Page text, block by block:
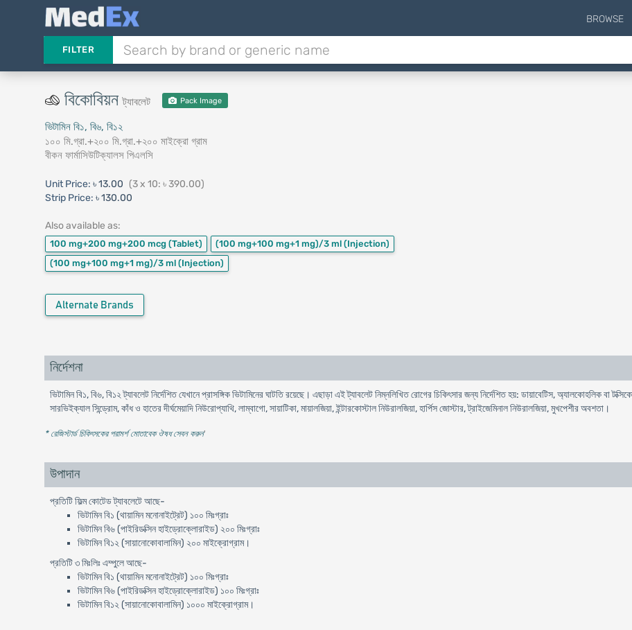
BROWSE
FILTER
বিকোবিয়নট্যাবলেট Pack Image
ভিটামিন বি১, বি৬, বি১২
১০০ মি.গ্রা.+২০০ মি.গ্রা.+২০০ মাইক্রো গ্রাম
বীকন ফার্মাসিউটিক্যালস পিএলসি
Unit Price: ৳ 13.00 (3 x 10: ৳ 390.00)
Strip Price: ৳ 130.00
Also available as:
100 mg+200 mg+200 mcg (Tablet) (100 mg+100 mg+1 mg)/3 ml (Injection)
(100 mg+100 mg+1 mg)/3 ml (Injection)
Alternate Brands
নির্দেশনা
ভিটামিন বি১, বি৬, বি১২ ট্যাবলেট নির্দেশিত যেখানে প্রাসঙ্গিক ভিটামিনের ঘাটতি রয়েছে। এছাড়া এই ট্যাবলেট নিম্নলিখিত রোগের চিকিৎসার জন্য নির্দেশিত হয়: ডায়াবেটিস, অ্যালকোহলিক বা
সারভিইক্যাল সিন্ড্রোম, কাঁধ ও হাতের দীর্ঘমেয়াদি নিউরোপ্যাথি, লাম্বাগো, সায়াটিকা, মায়ালজিয়া, ইন্টারকোস্টাল নিউরালজিয়া, হার্পিস জোস্টার, ট্রাইজেমিনাল নিউরালজিয়া, মুখপেশীর অবশতা।
* রেজিস্টার্ড চিকিৎসকের পরামর্শ মোতাবেক ঔষধ সেবন করুন'
উপাদান
প্রতিটি ফিল্ম কোটেড ট্যাবলেটে আছে-
ভিটামিন বি১ (থায়ামিন মনোনাইট্রেট) ১০০ মিঃগ্রাঃ
ভিটামিন বি৬ (পাইরিডক্সিন হাইড্রোক্লোরাইড) ২০০ মিঃগ্রাঃ
ভিটামিন বি১২ (সায়ানোকোবালামিন) ২০০ মাইক্রোগ্রাম।
প্রতিটি ৩ মিঃলিঃ এম্পুলে আছে-
ভিটামিন বি১ (থায়ামিন মনোনাইট্রেট) ১০০ মিঃগ্রাঃ
ভিটামিন বি৬ (পাইরিডক্সিন হাইড্রোক্লোরাইড) ১০০ মিঃগ্রাঃ
ভিটামিন বি১২ (সায়ানোকোবালামিন) ১০০০ মাইক্রোগ্রাম।